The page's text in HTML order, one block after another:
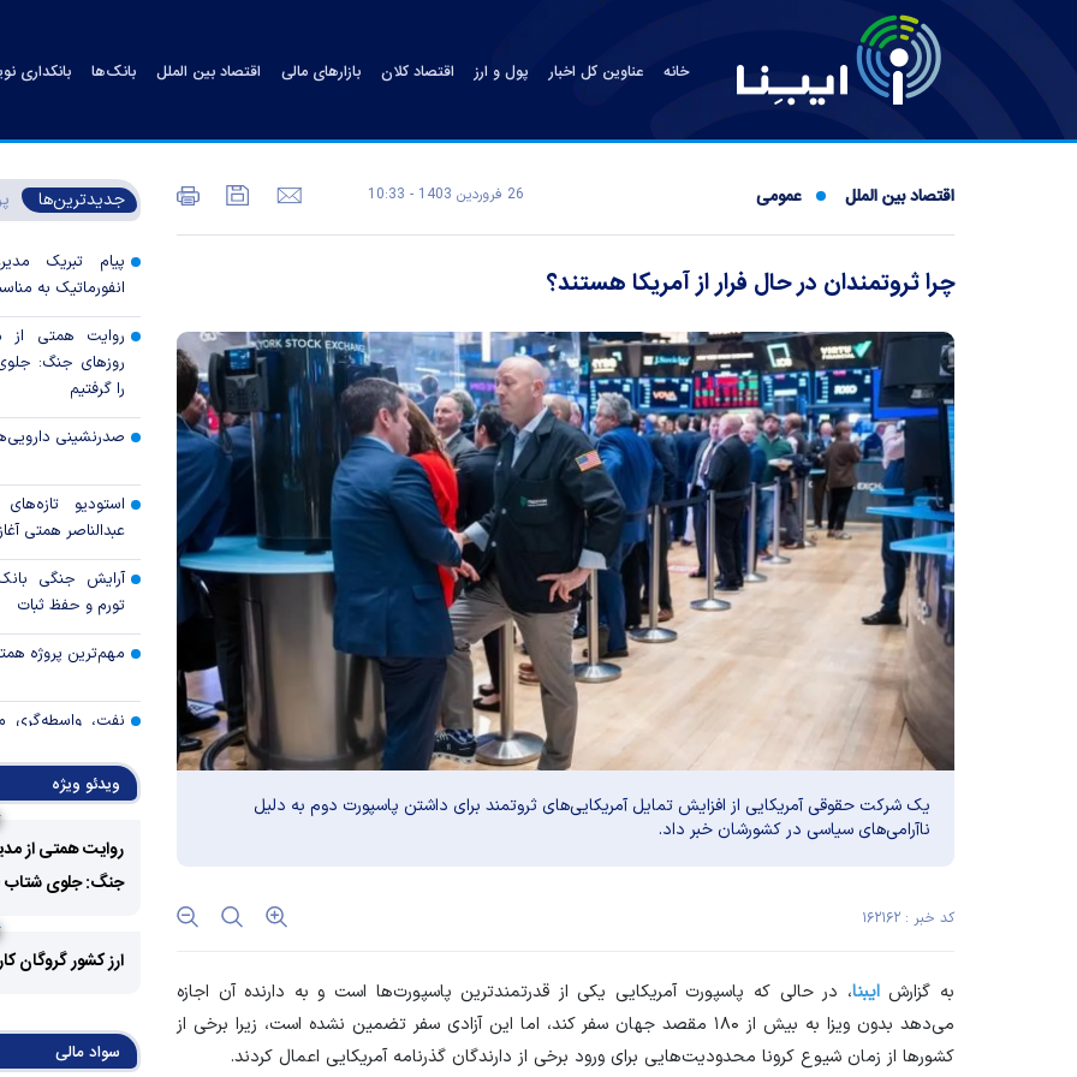
خانه عناوین کل اخبار پول و ارز اقتصاد کلان بازارهای مالی اقتصاد بین الملل بانک‌ها بانکداری
اقتصاد بین الملل عمومی 26 فروردين 1403 - 10:33
چرا ثروتمندان در حال فرار از آمریکا هستند؟
یک شرکت حقوقی آمریکایی از افزایش تمایل آمریکایی‌های ثروتمند برای داشتن پاسپورت دوم به دلیل
ناآرامی‌های سیاسی در کشورشان خبر داد.
کد خبر : ۱۶۲۱۶۲
به گزارشایبنا، در حالی که پاسپورت آمریکایی یکی از قدرتمندترین پاسپورت‌ها است و به دارنده آن اجازه
می‌دهد بدون ویزا به بیش از ۱۸۰ مقصد جهان سفر کند، اما این آزادی سفر تضمین نشده است، زیرا برخی از
کشور‌ها از زمان شیوع کرونا محدودیت‌هایی برای ورود برخی از دارندگان گذرنامه آمریکایی اعمال کردند.
جدیدترین‌ها
پیام تبریک
انفورماتیک به
روایت همتی از
روزهای جنگ:
را گرفتیم
صدرنشینی
استودیو
عبدالناصر همتی
آرایش جنگی
تورم و حفظ ثبات
مهم‌ترین پروژه همتی
نفت، واسطه‌گری
خدمات بانک
رئیس کل بانک
مطبوعاتی بازار پول
نتایج نهمین
خبرنگاران؛ اعتبار
ویدئو ویژه
روایت همتی از
جنگ: جلوی شتاب
ارز کشور گروگان
سواد مالی